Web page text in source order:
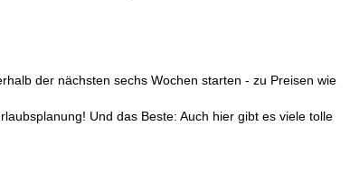
der nächsten sechs Wochen starten - zu Preisen wie
Und das Beste: Auch hier gibt es viele tolle